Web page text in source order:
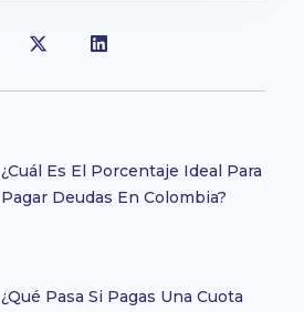
¿Cuál Es El Porcentaje Ideal Para
Pagar Deudas En Colombia?
¿Qué Pasa Si Pagas Una Cuota